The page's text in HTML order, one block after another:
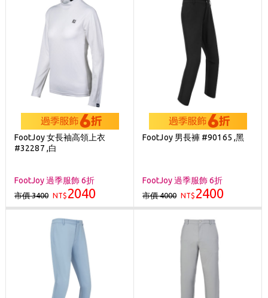
FootJoy 女長袖高領上衣
#32287 ,白
FootJoy 過季服飾 6折
市價 3400 NT$ 2040
FootJoy 男長褲 #90165 ,黑
FootJoy 過季服飾 6折
市價 4000 NT$ 2400